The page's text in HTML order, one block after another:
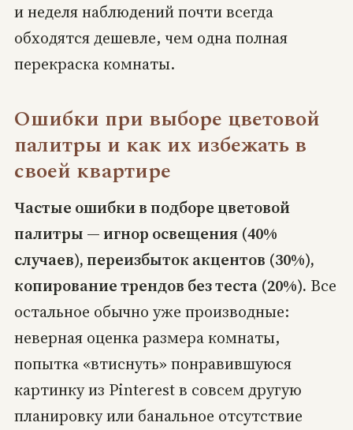
и неделя наблюдений почти всегда
обходятся дешевле, чем одна полная
перекраска комнаты.
Ошибки при выборе цветовой
палитры и как их избежать в
своей квартире
Частые ошибки в подборе цветовой
палитры — игнор освещения (40%
случаев), переизбыток акцентов (30%),
копирование трендов без теста (20%). Все
остальное обычно уже производные:
неверная оценка размера комнаты,
попытка «втиснуть» понравившуюся
картинку из Pinterest в совсем другую
планировку или банальное отсутствие